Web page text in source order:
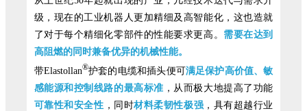
级，现在的工业机器人更加精细及高智能化，这也造就
了对于每个精细化零部件的性能要求更高。 需要在达到
高阻燃的同时兼备优异的机械性能。
带Elastollan®护套的电缆和插头便可满足保护高价值、敏
感能源和控制线路的最高标准 ，从而极大地提高了功能
可靠性和安全性 ，同时材料柔韧性极强 ，具有超越行业